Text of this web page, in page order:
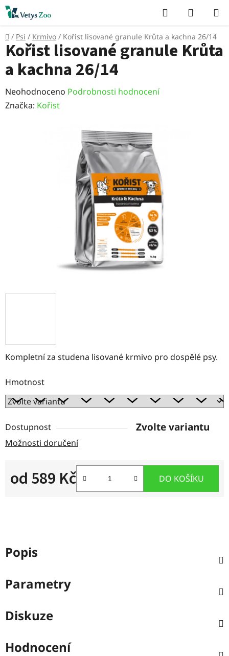
Přejít
na
obsah
Hledat
KOŠÍK
Domů
/ Psi / Krmivo / Kořist lisované granule Krůta a kachna 26/14
Kompletní za studena lisované krmivo pro dospělé psy.
Hmotnost
Dostupnost Zvolte variantu
Možnosti doručení
od589 Kč DO KOŠÍKU
Kořist lisované granule Krůta
a kachna 26/14
Průměrné
hodnocení
Neohodnoceno Podrobnosti hodnocení
Značka: Kořist
Popis
Parametry
Diskuze
Hodnocení